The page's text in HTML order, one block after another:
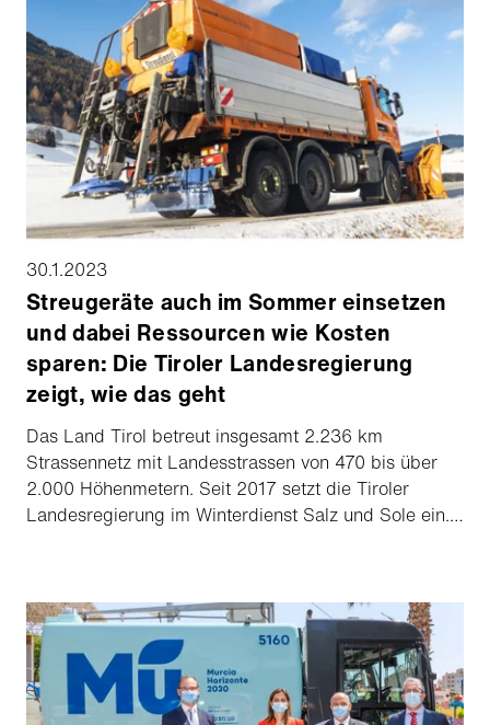
30.1.2023
Streugeräte auch im Sommer einsetzen
und dabei Ressourcen wie Kosten
sparen: Die Tiroler Landesregierung
zeigt, wie das geht
Das Land Tirol betreut insgesamt 2.236 km
Strassennetz mit Landesstrassen von 470 bis über
2.000 Höhenmetern. Seit 2017 setzt die Tiroler
Landesregierung im Winterdienst Salz und Sole ein.
Feuchtsalz mit beliebigen Soleanteilen streut oder
sprüht. Seit kurzem ist «der Streuer» nun auch im
Sommer im Einsatz.